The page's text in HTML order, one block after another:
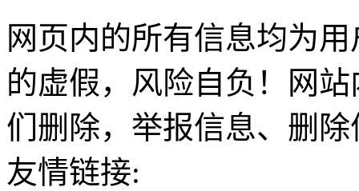
网页内的所有信息均为
的虚假，风险自负！网
们删除，举报信息、删
友情链接: